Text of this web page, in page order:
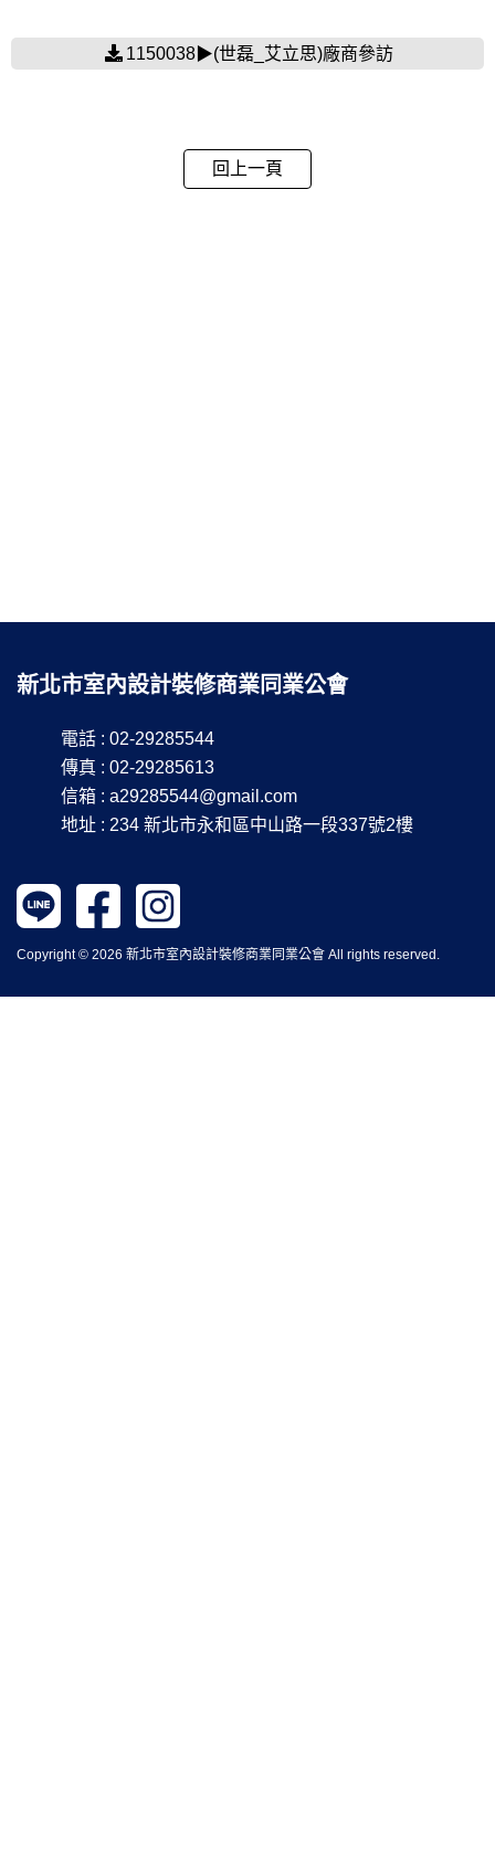
1150038▶(世磊_艾立思)廠商參訪
回上一頁
新北市室內設計裝修商業同業公會
電話 : 02-29285544
傳真 : 02-29285613
信箱 : a29285544@gmail.com
地址 : 234 新北市永和區中山路一段337號2樓
Copyright © 2026 新北市室內設計裝修商業同業公會 All rights reserved.